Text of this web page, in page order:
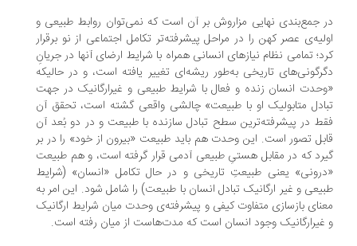
جمع‌بندی نهایی مزاروش بر آن است که نمى‌توان روابط طبیعى و
عصر کهن را در مراحل پیشرفته‌تر تکامل اجتماعى از نو برقرار
تمامى نظام نیازهاى انسانى همراه با شرایط ارضاى آنها در جریانِ
تاریخى به‌طور ریشه‌اى تغییر یافته است، و در حالیکه
انسان زنده و فعال با شرایط طبیعى و غیرارگانیک در جهت
متابولیک او با طبیعت» چالشى واقعى گشته است، تحقق آن
در پیشرفته‌ترین سطح تبادل سازنده با طبیعت و در دو بُعد آن
تصور است. این وحدت هم باید طبیعت «بیرون از خود» را در بر
که در مقابل هستىِ طبیعى آدمى قرار گرفته است، و هم طبیعت
یعنى طبیعتِ تاریخى و در حال تکامل «انسان» (شرایط
و غیر ارگانیک تبادل انسان با طبیعت) را شامل شود. این امر به
بازسازى متفاوت کیفی و پیشرفته‌ى وحدت میان شرایط ارگانیک
وجود انسان است که مدت‌هاست از میان رفته است.